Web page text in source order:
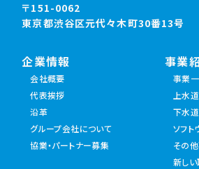
〒151-0062
東京都渋谷区元代々木町30番13号
企業情報
会社概要
代表挨拶
沿革
グループ会社について
協業・パートナー募集
事業
事業
上水道
下水道
ソフト
その
新し